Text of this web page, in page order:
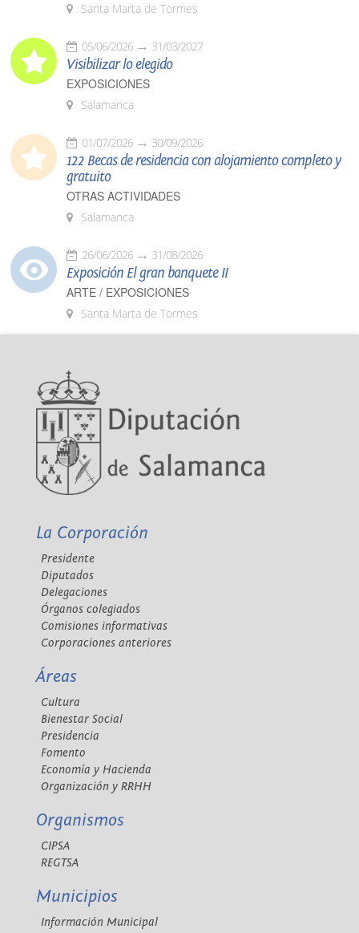
Santa Marta de Tormes
05/06/2026 31/03/2027
Visibilizar lo elegido
EXPOSICIONES
Salamanca
01/07/2026 30/09/2026
122 Becas de residencia con alojamiento completo y
gratuito
OTRAS ACTIVIDADES
Salamanca
26/06/2026 31/08/2026
Exposición El gran banquete II
ARTE / EXPOSICIONES
Santa Marta de Tormes
La Corporación
Presidente
Diputados
Delegaciones
Órganos colegiados
Comisiones informativas
Corporaciones anteriores
Áreas
Cultura
Bienestar Social
Presidencia
Fomento
Economía y Hacienda
Organización y RRHH
Organismos
CIPSA
REGTSA
Municipios
Información Municipal